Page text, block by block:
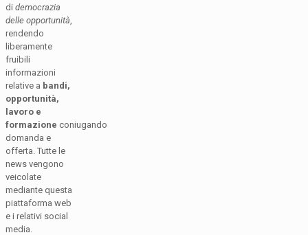
di democrazia
delle opportunità
rendendo
liberamente
fruibili
informazioni
relative a bandi,
opportunità,
lavoro e
formazione coniugando
domanda e
offerta. Tutte le
news vengono
veicolate
mediante questa
piattaforma web
e i relativi social
media.